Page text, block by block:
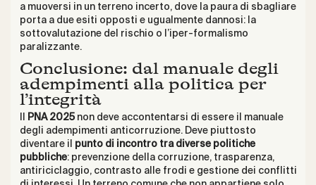
a muoversi in un terreno incerto, dove la paura di sbagliare
porta a due esiti opposti e ugualmente dannosi: la
sottovalutazione del rischio o l’iper-formalismo
paralizzante.
Conclusione: dal manuale degli
adempimenti alla politica per
l’integrità
PNA 2025non deve accontentarsi di essere il manuale
degli adempimenti anticorruzione. Deve piuttosto
diventare il
punto di incontro tra diverse politiche
pubbliche: prevenzione della corruzione, trasparenza,
antiriciclaggio, contrasto alle frodi e gestione dei conflitti